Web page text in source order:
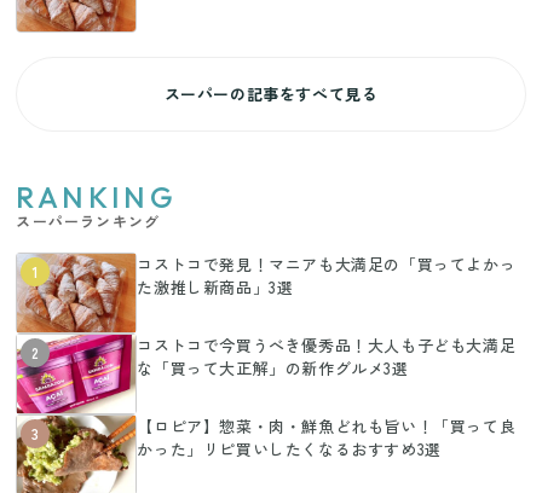
スーパーの記事をすべて見る
RANKING
スーパーランキング
1
コストコで発見！マニアも大満足の「買ってよかっ
た激推し新商品」3選
2
コストコで今買うべき優秀品！大人も子ども大満足
な「買って大正解」の新作グルメ3選
3
【ロピア】惣菜・肉・鮮魚どれも旨い！「買って良
かった」リピ買いしたくなるおすすめ3選